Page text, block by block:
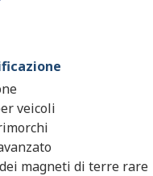
veicoli
magneti di terre rare